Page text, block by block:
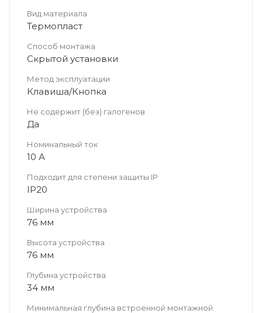
Вид материала
Термопласт
Способ монтажа
Скрытой установки
Метод эксплуатации
Клавиша/Кнопка
Не содержит (без) галогенов
Да
Номинальный ток
10 А
Подходит для степени защиты IP
IP20
Ширина устройства
76 мм
Высота устройства
76 мм
Глубина устройства
34 мм
Минимальная глубина встроенной монтажной